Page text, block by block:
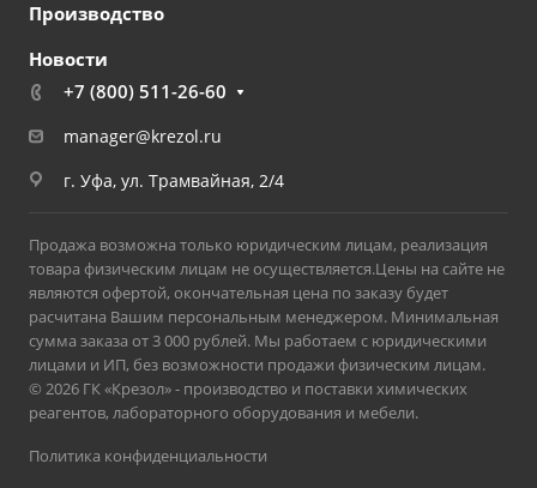
Производство
Новости
+7 (800) 511-26-60
manager@krezol.ru
г. Уфа, ул. Трамвайная, 2/4
Продажа возможна только юридическим лицам, реализация
товара физическим лицам не осуществляется.Цены на сайте не
являются офертой, окончательная цена по заказу будет
расчитана Вашим персональным менеджером. Минимальная
сумма заказа от 3 000 рублей. Мы работаем с юридическими
лицами и ИП, без возможности продажи физическим лицам.
© 2026 ГК «Крезол» - производство и поставки химических
реагентов, лабораторного оборудования и мебели.
Политика конфиденциальности